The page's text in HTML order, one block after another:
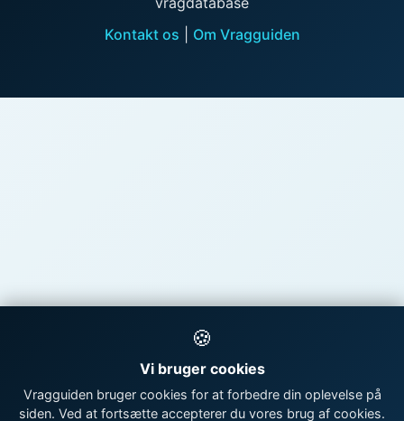
Kontakt os
Om Vragguiden
🍪
Vi bruger cookies
Vragguiden bruger cookies for at forbedre din oplevelse på
siden. Ved at fortsætte accepterer du vores brug af cookies.